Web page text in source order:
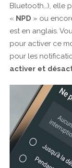
Bluetooth…), elle
« NPD » ou
est en anglais.
pour activer ce
pour les
activer et